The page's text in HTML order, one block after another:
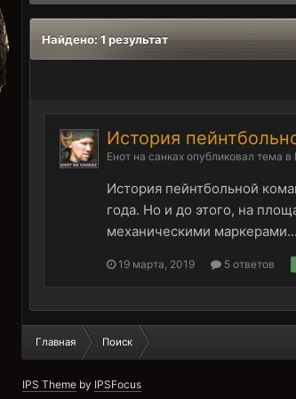
Найдено: 1 результат
История
Енот на санках опубликовал тема в
История пейнтбольной
года. Но и до этого, на
механическими маркерами...
19 марта, 2019 5 ответов
Главная Поиск
IPS Theme by IPSFocus